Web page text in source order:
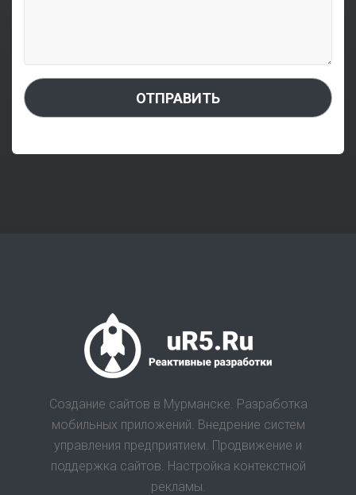
ОТПРАВИТЬ
Создание сайтов в Мурманске. Разработка
мобильных приложений. Внедрение систем
управления предприятием. Продвижение и
поддержка сайтов. Настройка контекстной
рекламы.